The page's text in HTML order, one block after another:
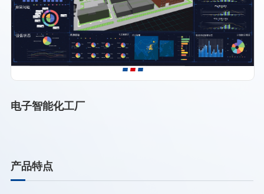
电子智能化工厂
产品特点